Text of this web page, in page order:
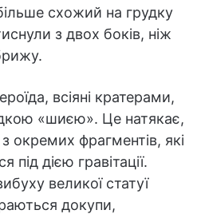
схожий на грудку
з двох боків, ніж
всіяні кратерами,
«шиєю». Це натякає,
окремих фрагментів, які
під дією гравітації.
великої статуї
докупи,